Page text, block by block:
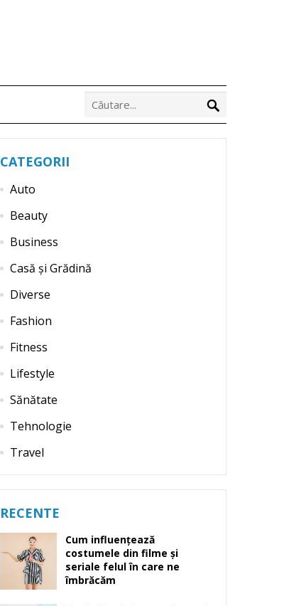
CATEGORII
Auto
Beauty
Business
Casă și Grădină
Diverse
Fashion
Fitness
Lifestyle
Sănătate
Tehnologie
Travel
RECENTE
Cum influențează
costumele din filme și
seriale felul în care ne
îmbrăcăm